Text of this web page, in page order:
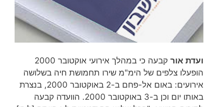
ועדת אור
קבעה כי במהלך אירועי אוקטובר 2000
הופעלו צלפים של הימ"מ שירו תחמושת חיה בשלושה
אירועים: באום אל-פחם ב-2 באוקטובר 2000, בנצרת
באותו יום וכן ב-3 באוקטובר 2000. הוועדה קבעה